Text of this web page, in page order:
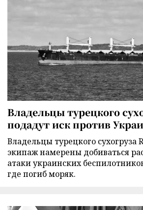
Владельцы турецкого
подадут иск против
Владельцы турецкого сухогруза
экипаж намерены добиваться
атаки украинских
где погиб моряк.